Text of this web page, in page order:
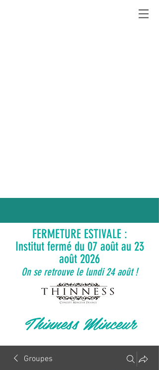
FERMETURE ESTIVALE :
Institut fermé du 07 août au 23
août 2026
On se retrouve le lundi 24 août !
Thinness Minceur
Groupes